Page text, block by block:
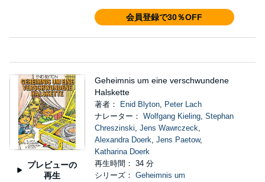
会員登録で30％OFF
プレビューの
再生
Geheimnis um eine verschwundene
Halskette
著者： Enid Blyton, Peter Lach
ナレーター： Wolfgang Kieling, Stephan
Chreszinski, Jens Wawrczeck,
Alexandra Doerk, Jens Paetow,
Katharina Doerk
再生時間： 34 分
シリーズ： Geheimnis um